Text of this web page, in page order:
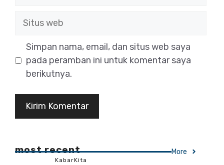
Situs
Simpan nama, email, dan situs web saya
pada peramban ini untuk komentar saya
berikutnya.
most recent More
KabarKita